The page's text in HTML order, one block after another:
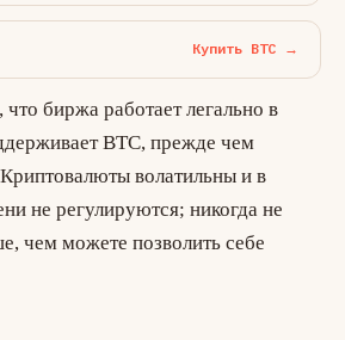
Купить BTC →
что биржа работает легально в
BTC, прежде чем
волатильны и в
не регулируются; никогда не
чем можете позволить себе